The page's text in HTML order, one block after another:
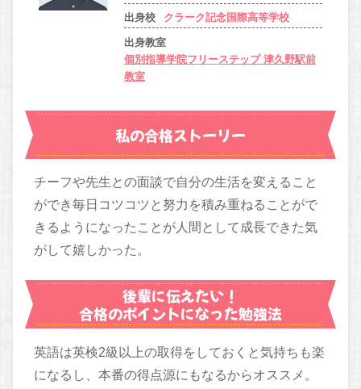
出身校 クラーク記念国際高等学校
出身教室
個別指導学院フリーステップ 津久野駅前
教室
私の合格ストーリー
チーフや先生との面談で自分の生活を変えること
ができ毎日コツコツと努力を積み重ねることがで
きるようになったことが人間として成長できた気
がして嬉しかった。
後輩に伝えたい！
合格のポイントになった勉強法
英語は英検2級以上の取得をしておくと気持ちも楽
になるし、本番の得点源にもなるからオススメ。